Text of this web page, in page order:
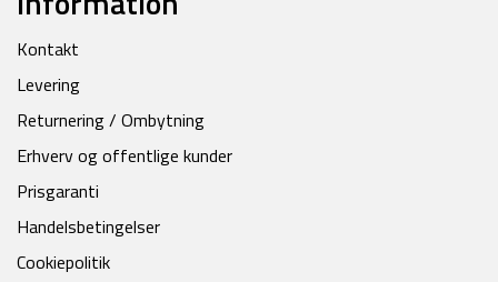
Kontakt
Levering
Returnering / Ombytning
Erhverv og offentlige kunder
Prisgaranti
Handelsbetingelser
Cookiepolitik